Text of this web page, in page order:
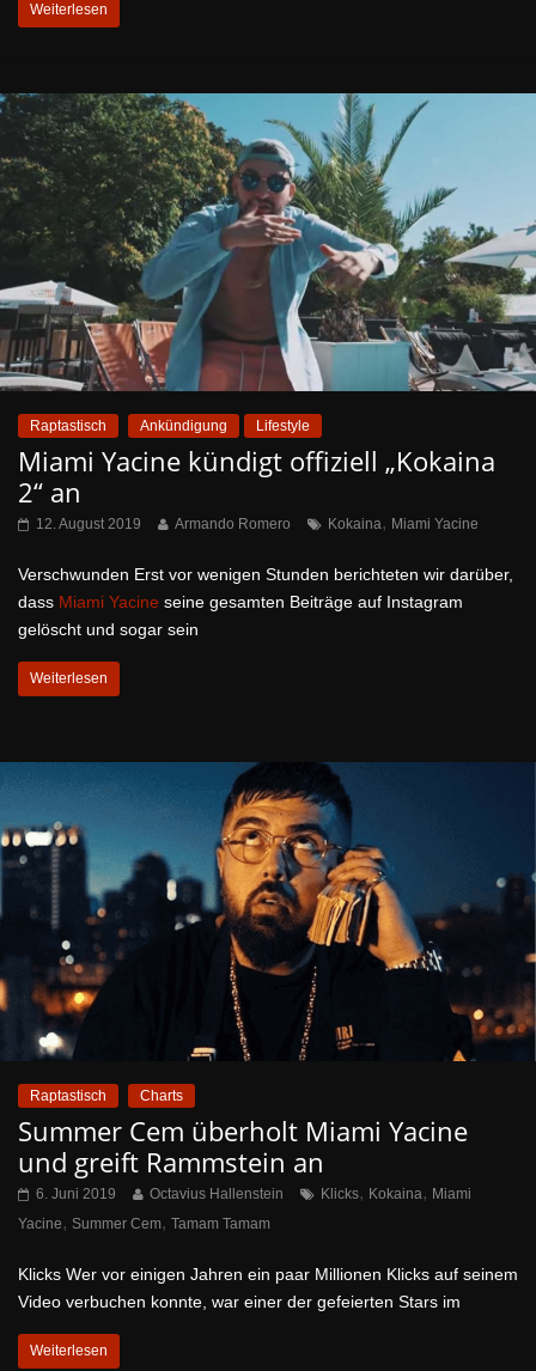
Weiterlesen
Raptastisch Ankündigung Lifestyle
Miami Yacine kündigt offiziell „Kokaina
2“ an
12. August 2019 Armando Romero Kokaina, Miami Yacine
Verschwunden Erst vor wenigen Stunden berichteten wir darüber,
dass Miami Yacine seine gesamten Beiträge auf Instagram
gelöscht und sogar sein
Weiterlesen
Raptastisch Charts
Summer Cem überholt Miami Yacine
und greift Rammstein an
6. Juni 2019 Octavius Hallenstein Klicks, Kokaina, Miami
Yacine, Summer Cem, Tamam Tamam
Klicks Wer vor einigen Jahren ein paar Millionen Klicks auf seinem
Video verbuchen konnte, war einer der gefeierten Stars im
Weiterlesen